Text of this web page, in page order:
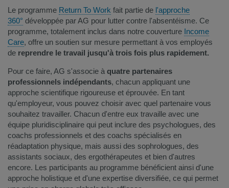
Le programme Return To Work fait partie de l'approche
360° développée par AG pour lutter contre l'absentéisme. Ce
programme, totalement inclus dans notre couverture Income
Care, offre un soutien sur mesure permettant à vos employés
de reprendre le travail jusqu'à trois fois plus rapidement.
Pour ce faire, AG s'associe à quatre partenaires
professionnels indépendants, chacun appliquant une
approche scientifique rigoureuse et éprouvée. En tant
qu'employeur, vous pouvez choisir avec quel partenaire vous
souhaitez travailler. Chacun d'entre eux travaille avec une
équipe pluridisciplinaire qui peut inclure des psychologues, des
coachs professionnels et des coachs spécialisés en
réadaptation physique, mais aussi des sophrologues, des
assistants sociaux, des ergothérapeutes et bien d'autres
encore. Les participants au programme bénéficient ainsi d'une
approche holistique et d'une expertise diversifiée, ce qui permet